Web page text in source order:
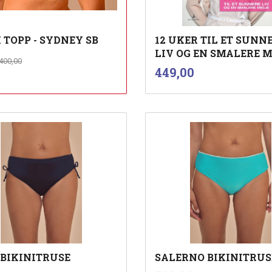
- SYDNEY SB
mva.
Les mer
12 UKER TIL ET
LIV OG EN SMALERE
Pris
449,00
Kjøp
SALERNO